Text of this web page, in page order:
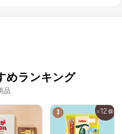
めランキング
品
3
。